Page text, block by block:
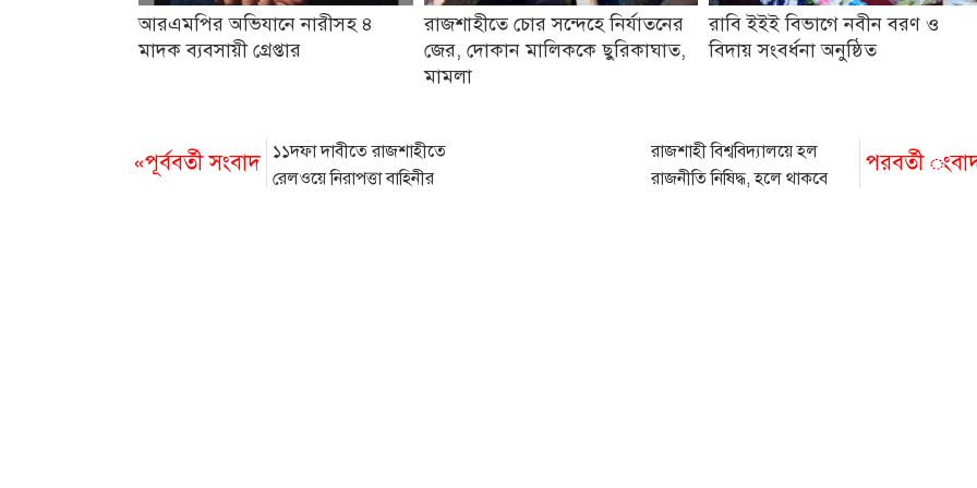
আরএমপির অভিযানে নারীসহ ৪
মাদক ব্যবসায়ী গ্রেপ্তার
রাজশাহীতে চোর সন্দেহে নির্যাতনের
জের, দোকান মালিককে ছুরিকাঘাত,
মামলা
রাবি ইইই বিভাগে নবীন বরণ ও
বিদায় সংবর্ধনা অনুষ্ঠিত
«পূর্ববর্তী সংবাদ ১১দফা দাবীতে রাজশাহীতে
রেলওয়ে নিরাপত্তা বাহিনীর
পরবর্তী
রাজশাহী বিশ্ববিদ্যালয়ে হল
রাজনীতি নিষিদ্ধ, হলে থাকবে